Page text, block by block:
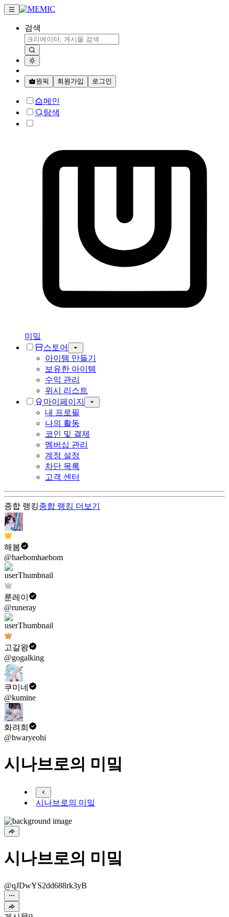
검색
원픽 회원가입 로그인
메인
탐색
미밐
스토어
아이템 만들기
보유한 아이템
수익 관리
위시 리스트
마이페이지
내 프로필
나의 활동
코인 및 결제
멤버십 관리
계정 설정
차단 목록
고객 센터
종합 랭킹종합 랭킹 더보기
해봄
@haebomhaebom
룬레이
@runeray
고갈왕
@gogalking
쿠미네
@kumine
화려희
@hwaryeohi
시나브로의 미밐
시나브로의 미밐
시나브로의 미밐
@qJDwYS2dd688rk3yB